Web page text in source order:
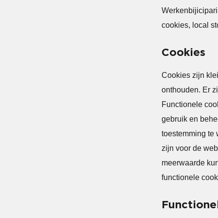
cookies, local
Cookies
Cookies zijn
onthouden. Er
Functionele
gebruik en
toestemming te
zijn voor de
meerwaarde
functionele